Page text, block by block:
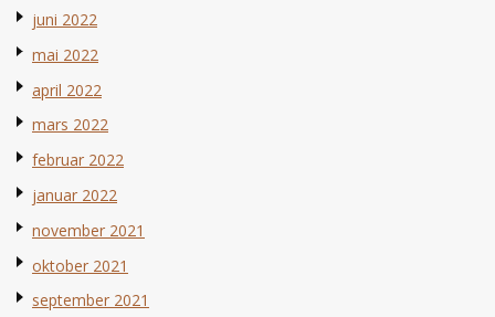
juni 2022
mai 2022
april 2022
mars 2022
februar 2022
januar 2022
november 2021
oktober 2021
september 2021